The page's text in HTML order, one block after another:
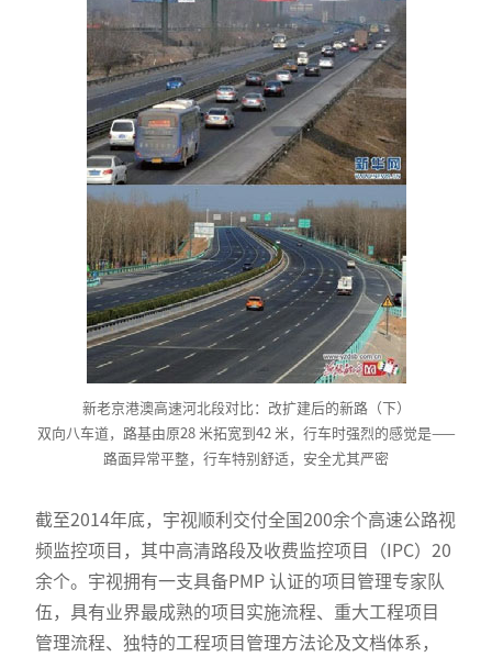
新老京港澳高速河北段对比：改扩建后的新路（下）
双向八车道，路基由原28 米拓宽到42 米，行车时强烈的感觉是——
路面异常平整，行车特别舒适，安全尤其严密
截至2014年底，宇视顺利交付全国200余个高速公路视
频监控项目，其中高清路段及收费监控项目（IPC）20
余个。宇视拥有一支具备PMP 认证的项目管理专家队
伍，具有业界最成熟的项目实施流程、重大工程项目
管理流程、独特的工程项目管理方法论及文档体系，